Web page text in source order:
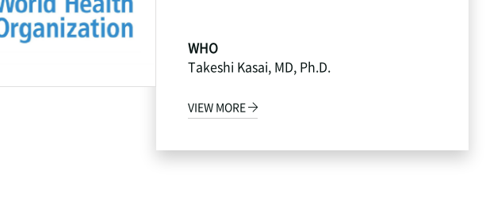
WHO
Takeshi Kasai, MD, Ph.D.
VIEW MORE